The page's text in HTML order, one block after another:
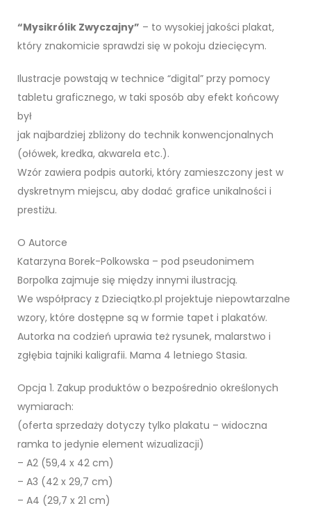
“Mysikrólik Zwyczajny” – to wysokiej jakości plakat,
który znakomicie sprawdzi się w pokoju dziecięcym.
Ilustracje powstają w technice “digital” przy pomocy
tabletu graficznego, w taki sposób aby efekt końcowy
był
jak najbardziej zbliżony do technik konwencjonalnych
(ołówek, kredka, akwarela etc.).
Wzór zawiera podpis autorki, który zamieszczony jest w
dyskretnym miejscu, aby dodać grafice unikalności i
prestiżu.
O Autorce
Katarzyna Borek-Polkowska – pod pseudonimem
Borpolka zajmuje się między innymi ilustracją.
We współpracy z Dzieciątko.pl projektuje niepowtarzalne
wzory, które dostępne są w formie tapet i plakatów.
Autorka na codzień uprawia też rysunek, malarstwo i
zgłębia tajniki kaligrafii. Mama 4 letniego Stasia.
Opcja 1. Zakup produktów o bezpośrednio określonych
wymiarach:
(oferta sprzedaży dotyczy tylko plakatu – widoczna
ramka to jedynie element wizualizacji)
– A2 (59,4 x 42 cm)
– A3 (42 x 29,7 cm)
– A4 (29,7 x 21 cm)